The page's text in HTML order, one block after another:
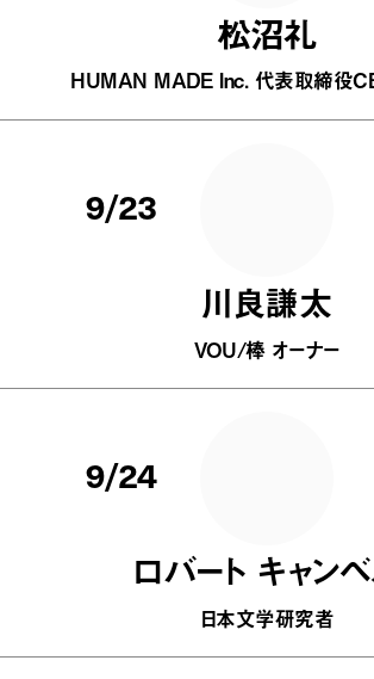
松沼礼
HUMAN MADE Inc. 代表取締役
9/23
川良謙太
VOU/棒 オーナー
9/24
ロバート キャン
日本文学研究者